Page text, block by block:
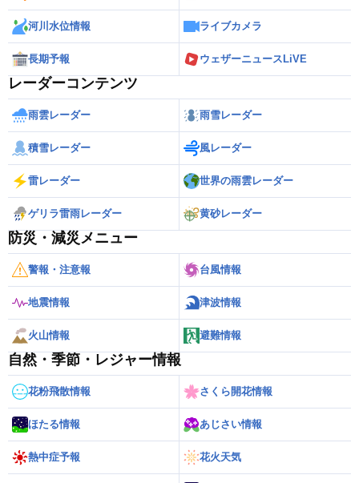
河川水位情報 ライブカメラ
長期予報 ウェザーニュースLiVE
レーダーコンテンツ
雨雲レーダー 雨雪レーダー
積雪レーダー 風レーダー
雷レーダー 世界の雨雲レーダー
ゲリラ雷雨レーダー 黄砂レーダー
防災・減災メニュー
警報・注意報 台風情報
地震情報 津波情報
火山情報 避難情報
自然・季節・レジャー情報
花粉飛散情報 さくら開花情報
ほたる情報 あじさい情報
熱中症予報 花火天気